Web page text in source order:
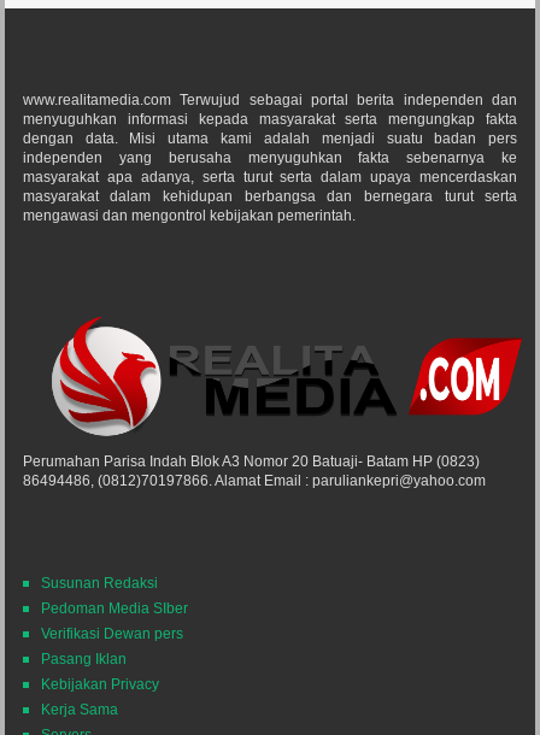
www.realitamedia.com Terwujud sebagai portal berita independen dan
menyuguhkan informasi kepada masyarakat serta mengungkap fakta
dengan data. Misi utama kami adalah menjadi suatu badan pers
independen yang berusaha menyuguhkan fakta sebenarnya ke
masyarakat apa adanya, serta turut serta dalam upaya mencerdaskan
masyarakat dalam kehidupan berbangsa dan bernegara turut serta
mengawasi dan mengontrol kebijakan pemerintah.
Perumahan Parisa Indah Blok A3 Nomor 20 Batuaji- Batam HP (0823)
86494486, (0812)70197866. Alamat Email : paruliankepri@yahoo.com
Susunan Redaksi
Pedoman Media SIber
Verifikasi Dewan pers
Pasang Iklan
Kebijakan Privacy
Kerja Sama